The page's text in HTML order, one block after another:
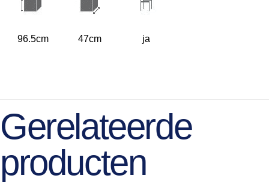
96.5cm 47cm ja
Gerelateerde
producten